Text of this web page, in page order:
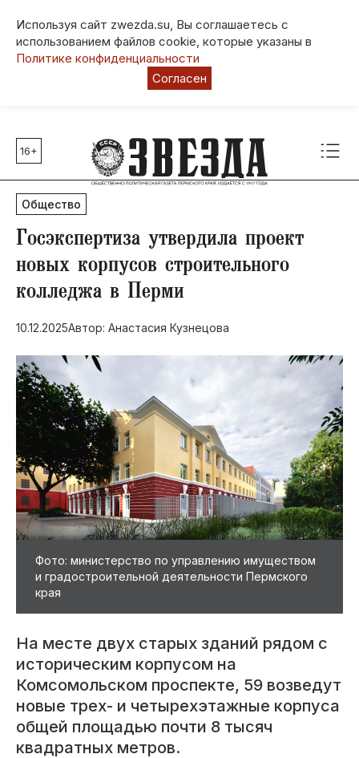
Используя сайт zwezda.su, Вы соглашаетесь с
использованием файлов cookie, которые указаны в
Политике конфиденциальности
Согласен
Главные темы
80 лет Победы
Молодежная столица РФ
СВО
Социальная поддержка
Инфраструктура
Благоустройство
16+
Общество
​Госэкспертиза утвердила проект
новых корпусов строительного
колледжа в Перми
10.12.2025Автор: Анастасия Кузнецова
Фото: министерство по управлению имуществом
и градостроительной деятельности Пермского
края
На месте двух старых зданий рядом с
историческим корпусом на
Комсомольском проспекте, 59 возведут
новые трех- и четырехэтажные корпуса
общей площадью почти 8 тысяч
квадратных метров.